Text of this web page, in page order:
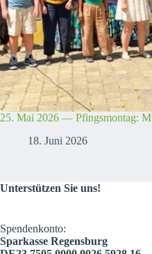
25. Mai 2026 — Pfingsmontag:
18. Juni 2026
Unterstützen Sie uns!
Spendenkonto:
Sparkasse Regensburg